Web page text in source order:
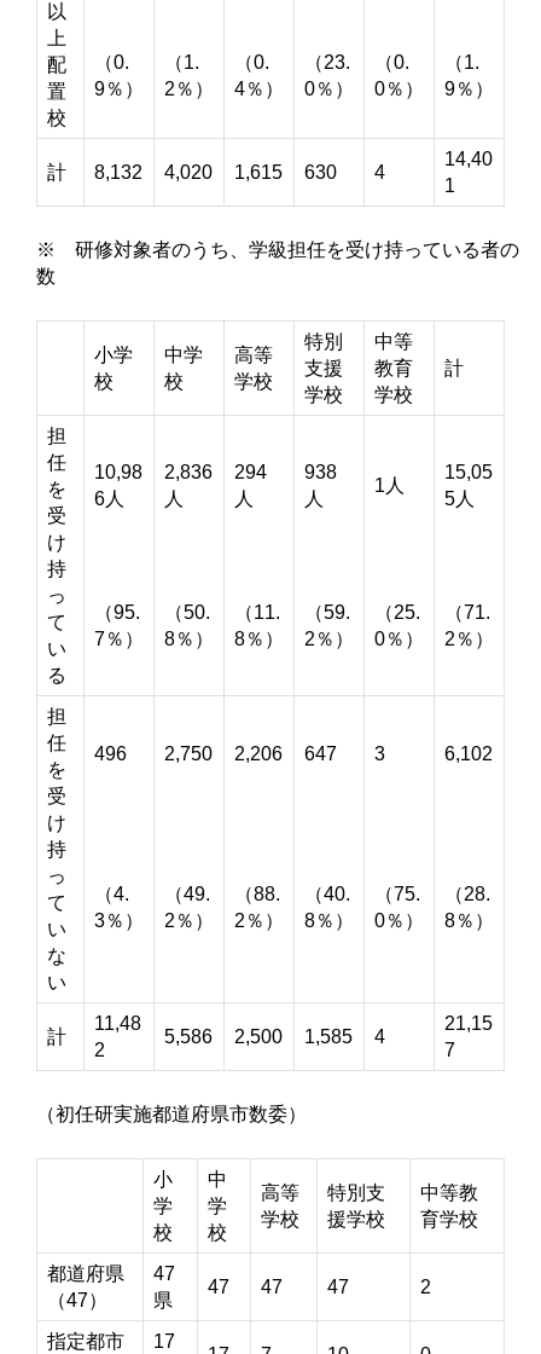
以
上
配
置
校
（0.
9％）
（1.
2％）
（0.
4％）
（23.
0％）
（0.
0％）
（1.
9％）
計 8,132 4,020 1,615 630 4
14,40
1
※ 研修対象者のうち、学級担任を受け持っている者の
数
小学
校
中学
校
高等
学校
特別
支援
学校
中等
教育
学校
計
担
任
を
受
け
持
っ
て
い
る
10,98
6人
2,836
人
294
人
938
人
1人
15,05
5人
（95.
7％）
（50.
8％）
（11.
8％）
（59.
2％）
（25.
0％）
（71.
2％）
担
任
を
受
け
持
っ
て
い
な
い
496 2,750 2,206 647 3 6,102
（4.
3％）
（49.
2％）
（88.
2％）
（40.
8％）
（75.
0％）
（28.
8％）
計
11,48
2
5,586 2,500 1,585 4
21,15
7
（初任研実施都道府県市数委）
小
学
校
中
学
校
高等
学校
特別支
援学校
中等教
育学校
都道府県
（47）
47
県
47 47 47 2
指定都市 17